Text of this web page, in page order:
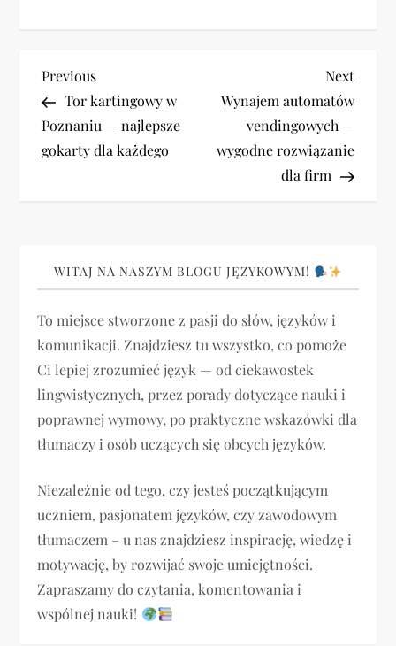
N
a
w
a
c
j
a
w
p
i
s
u
Previous
Post
Previous
Tor kartingowy w
Poznaniu — najlepsze
gokarty dla każdego
Next
Post
Next
Wynajem automatów
vendingowych —
wygodne rozwiązanie
dla firm
WITAJ NA NASZYM BLOGU JĘZYKOWYM!
To miejsce stworzone z pasji do słów, języków i
komunikacji. Znajdziesz tu wszystko, co pomoże
Ci lepiej zrozumieć język — od ciekawostek
lingwistycznych, przez porady dotyczące nauki i
poprawnej wymowy, po praktyczne wskazówki dla
tłumaczy i osób uczących się obcych języków.
Niezależnie od tego, czy jesteś początkującym
uczniem, pasjonatem języków, czy zawodowym
tłumaczem – u nas znajdziesz inspirację, wiedzę i
motywację, by rozwijać swoje umiejętności.
Zapraszamy do czytania, komentowania i
wspólnej nauki!